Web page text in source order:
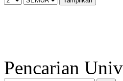
Pencarian